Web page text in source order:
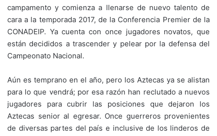
campamento y comienza a llenarse de nuevo talento de
cara a la temporada 2017, de la Conferencia Premier de la
CONADEIP. Ya cuenta con once jugadores novatos, que
están decididos a trascender y pelear por la defensa del
Campeonato Nacional.
Aún es temprano en el año, pero los Aztecas ya se alistan
para lo que vendrá; por esa razón han reclutado a nuevos
jugadores para cubrir las posiciones que dejaron los
Aztecas senior al egresar. Once guerreros provenientes
de diversas partes del país e inclusive de los linderos de